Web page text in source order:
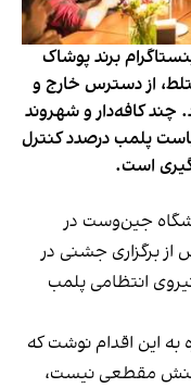
برند پوشاک
از دسترس خارج و
چند کافه‌‌دار و شهروند
پلمب درصدد کنترل
است.
جین‌وست در
شنبه ۱۹ مهر و پس از برگزاری جشنی در
انتظامی پلمب
به این اقدام نوشت که
مقطعی نیست،